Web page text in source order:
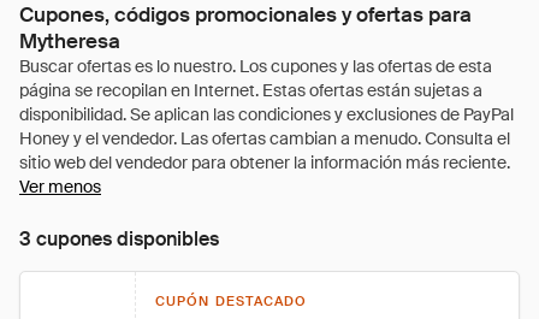
Cupones, códigos promocionales y ofertas para
Mytheresa
Ver menos
3 cupones disponibles
CUPÓN DESTACADO